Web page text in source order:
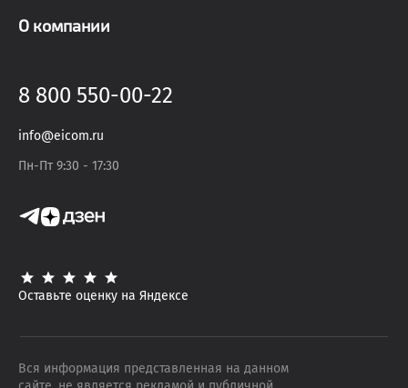
О компании
8 800 550-00-22
info@eicom.ru
Пн-Пт 9:30 - 17:30
Оставьте оценку на Яндексе
Вся информация представленная на данном